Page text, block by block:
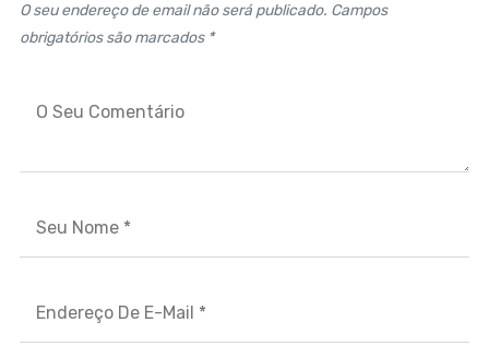
O seu endereço de email não será publicado. Campos
obrigatórios são marcados *